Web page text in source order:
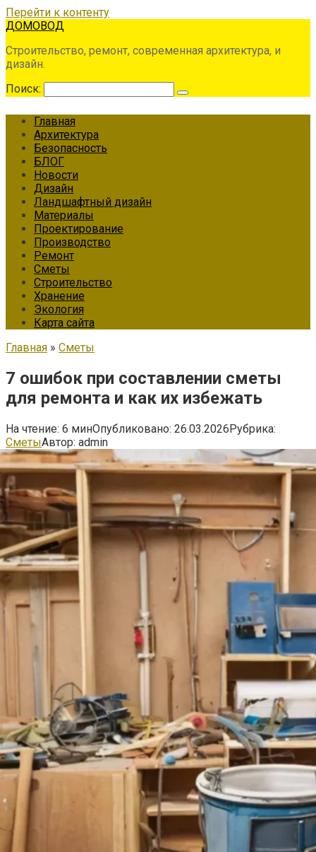
Перейти к контенту
ДОМОВОД
Строительство, ремонт, современная архитектура, и
дизайн.
Поиск:
Главная
Архитектура
Безопасность
БЛОГ
Новости
Дизайн
Ландшафтный дизайн
Материалы
Проектирование
Производство
Ремонт
Сметы
Строительство
Хранение
Экология
Карта сайта
Главная » Сметы
7 ошибок при составлении сметы
для ремонта и как их избежать
На чтение: 6 минОпубликовано: 26.03.2026Рубрика:
СметыАвтор: admin